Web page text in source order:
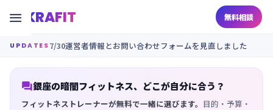
KRAFIT 無料相談

UPDATES 7/30運営者情報とお問い合わせフォームを見直しました
銀座の暗闇フィットネス、どこが自分に合う？
フィットネストレーナーが無料で一緒に選びます。 目的・予算・